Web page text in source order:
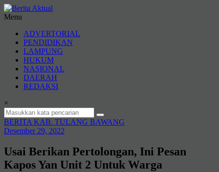
Lompat
ke
Aktual
terpercaya
Menu
ADVERTORIAL
PENDIDIKAN
LAMPUNG
HUKUM
NASIONAL
DAERAH
REDAKSI
×
BERITA KAB. TULANG BAWANG
Desember 29, 2022
Usai Berikan Pertolongan, Ini Pesan
Kapos Yan Unit 2 Untuk Warga